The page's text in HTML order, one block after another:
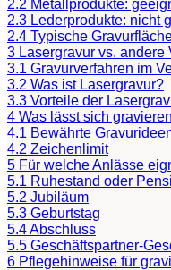
2.2 Metallprodukte:
2.3 Lederprodukte: nicht
2.4 Typische
3 Lasergravur vs. andere
3.1 Gravurverfahren im
3.2 Was ist Lasergravur?
3.3 Vorteile der
4 Was lässt sich
4.1 Bewährte
4.2 Zeichenlimit
5 Für welche Anlässe
5.1 Ruhestand oder
5.2 Jubiläum
5.3 Geburtstag
5.4Abschluss
5.5 Geschäftspartner-
6 Pflegehinweise für